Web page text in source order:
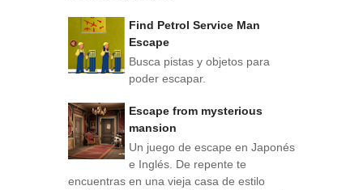
Find Petrol Service Man
Escape
Busca pistas y objetos para
poder escapar.
Escape from mysterious
mansion
Un juego de escape en Japonés
e Inglés. De repente te
encuentras en una vieja casa de estilo